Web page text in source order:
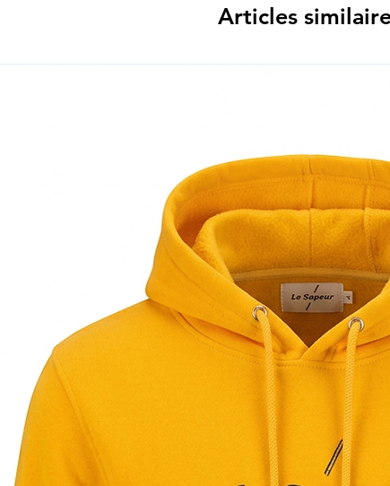
Articles